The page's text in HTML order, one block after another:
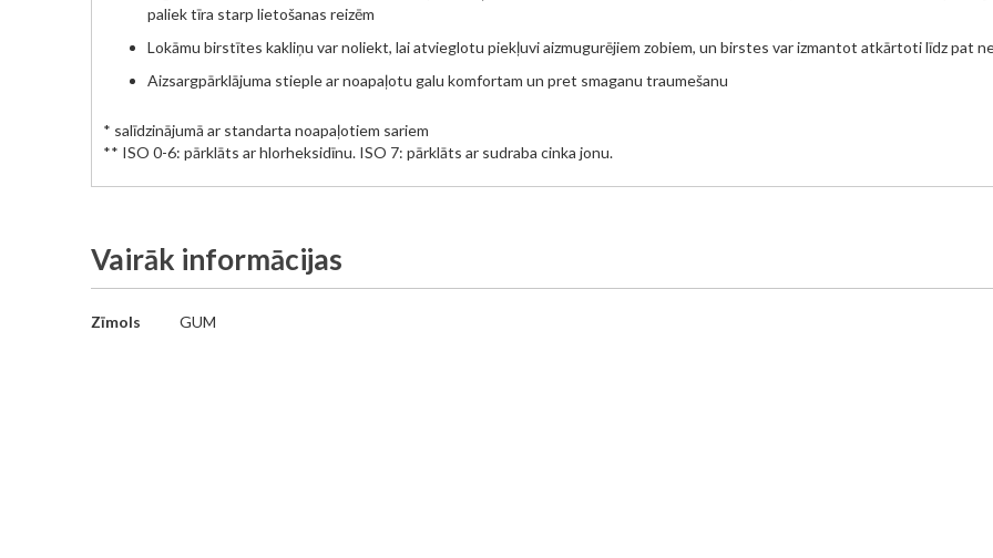
paliek tīra starp lietošanas reizēm
Lokāmu birstītes kakliņu var noliekt, lai atvieglotu piekļuvi aizmugurējiem zobiem, un birstes var izmantot atkārtoti līdz pat
Aizsargpārklājuma stieple ar noapaļotu galu komfortam un pret smaganu traumešanu
* salīdzinājumā ar standarta noapaļotiem sariem
** ISO 0-6: pārklāts ar hlorheksidīnu. ISO 7: pārklāts ar sudraba cinka jonu.
Vairāk informācijas
Vairāk
Zīmols GUM